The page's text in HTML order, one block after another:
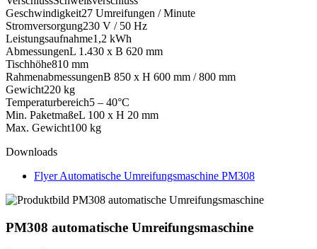
Geschwindigkeit27 Umreifungen / Minute
Stromversorgung230 V / 50 Hz
Leistungsaufnahme1,2 kWh
AbmessungenL 1.430 x B 620 mm
Tischhöhe810 mm
RahmenabmessungenB 850 x H 600 mm / 800 mm
Gewicht220 kg
Temperaturbereich5 – 40°C
Min. PaketmaßeL 100 x H 20 mm
Max. Gewicht100 kg
Downloads
Flyer Automatische Umreifungsmaschine PM308
PM308 automatische Umreifungsmaschine